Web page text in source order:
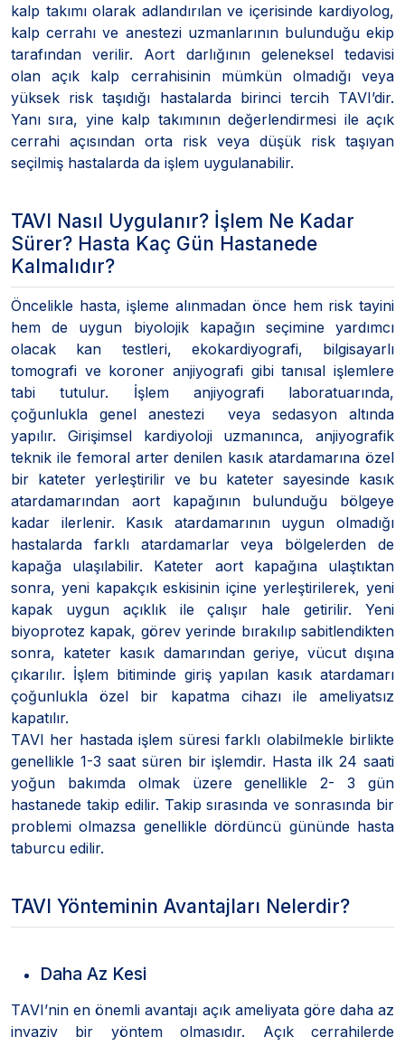
kalp takımı olarak adlandırılan ve içerisinde kardiyolog,
kalp cerrahı ve anestezi uzmanlarının bulunduğu ekip
tarafından verilir. Aort darlığının geleneksel tedavisi
olan açık kalp cerrahisinin mümkün olmadığı veya
yüksek risk taşıdığı hastalarda birinci tercih TAVI’dir.
Yanı sıra, yine kalp takımının değerlendirmesi ile açık
cerrahi açısından orta risk veya düşük risk taşıyan
seçilmiş hastalarda da işlem uygulanabilir.
TAVI Nasıl Uygulanır? İşlem Ne Kadar
Sürer? Hasta Kaç Gün Hastanede
Kalmalıdır?
Öncelikle hasta, işleme alınmadan önce hem risk tayini
hem de uygun biyolojik kapağın seçimine yardımcı
olacak kan testleri, ekokardiyografi, bilgisayarlı
tomografi ve koroner anjiyografi gibi tanısal işlemlere
tabi tutulur. İşlem anjiyografi laboratuarında,
çoğunlukla genel anestezi veya sedasyon altında
yapılır. Girişimsel kardiyoloji uzmanınca, anjiyografik
teknik ile femoral arter denilen kasık atardamarına özel
bir kateter yerleştirilir ve bu kateter sayesinde kasık
atardamarından aort kapağının bulunduğu bölgeye
kadar ilerlenir. Kasık atardamarının uygun olmadığı
hastalarda farklı atardamarlar veya bölgelerden de
kapağa ulaşılabilir. Kateter aort kapağına ulaştıktan
sonra, yeni kapakçık eskisinin içine yerleştirilerek, yeni
kapak uygun açıklık ile çalışır hale getirilir. Yeni
biyoprotez kapak, görev yerinde bırakılıp sabitlendikten
sonra, kateter kasık damarından geriye, vücut dışına
çıkarılır. İşlem bitiminde giriş yapılan kasık atardamarı
çoğunlukla özel bir kapatma cihazı ile ameliyatsız
kapatılır.
TAVI her hastada işlem süresi farklı olabilmekle birlikte
genellikle 1-3 saat süren bir işlemdir. Hasta ilk 24 saati
yoğun bakımda olmak üzere genellikle 2- 3 gün
hastanede takip edilir. Takip sırasında ve sonrasında bir
problemi olmazsa genellikle dördüncü gününde hasta
taburcu edilir.
TAVI Yönteminin Avantajları Nelerdir?
Daha Az Kesi
TAVI’nin en önemli avantajı açık ameliyata göre daha az
invaziv bir yöntem olmasıdır. Açık cerrahilerde